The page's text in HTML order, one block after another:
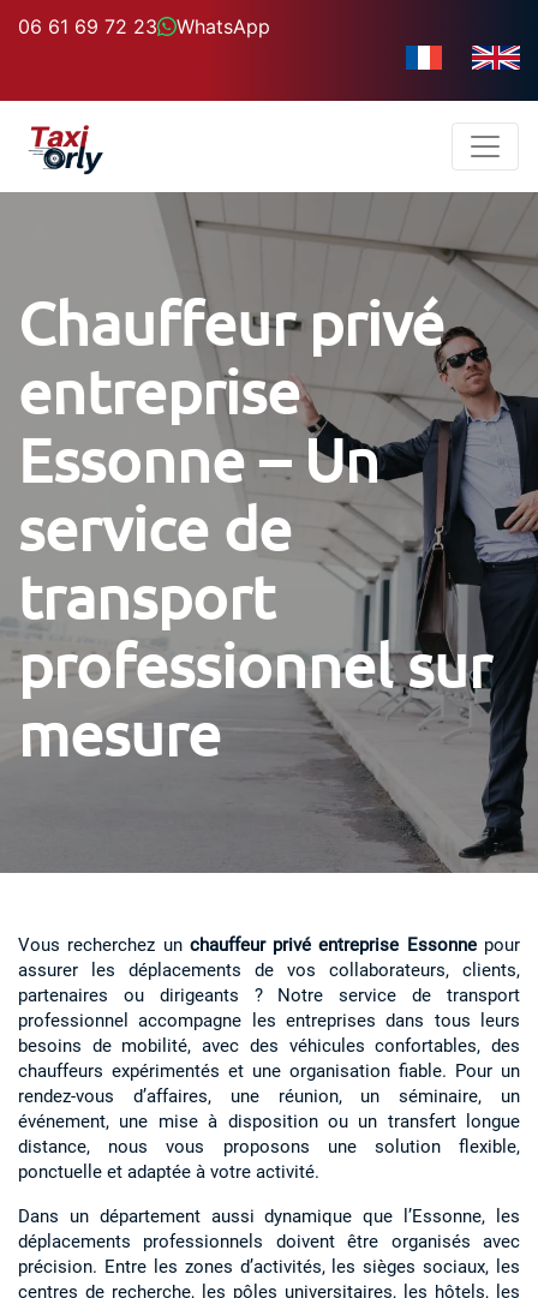
06 61 69 72 23 WhatsApp
Chauffeur privé
entreprise
Essonne – Un
service de
transport
professionnel sur
mesure
Vous recherchez un chauffeur privé entreprise Essonnepour
assurer les déplacements de vos collaborateurs, clients,
partenaires ou dirigeants ? Notre service de transport
professionnel accompagne les entreprises dans tous leurs
besoins de mobilité, avec des véhicules confortables, des
chauffeurs expérimentés et une organisation fiable. Pour un
rendez-vous d’affaires, une réunion, un séminaire, un
événement, une mise à disposition ou un transfert longue
distance, nous vous proposons une solution flexible,
ponctuelle et adaptée à votre activité.
Dans un département aussi dynamique que l’Essonne, les
déplacements professionnels doivent être organisés avec
précision. Entre les zones d’activités, les sièges sociaux, les
centres de recherche, les pôles universitaires, les hôtels, les